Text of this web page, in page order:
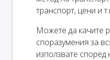
транспорт, цени и
Можете да качите
споразумения за
използвате според